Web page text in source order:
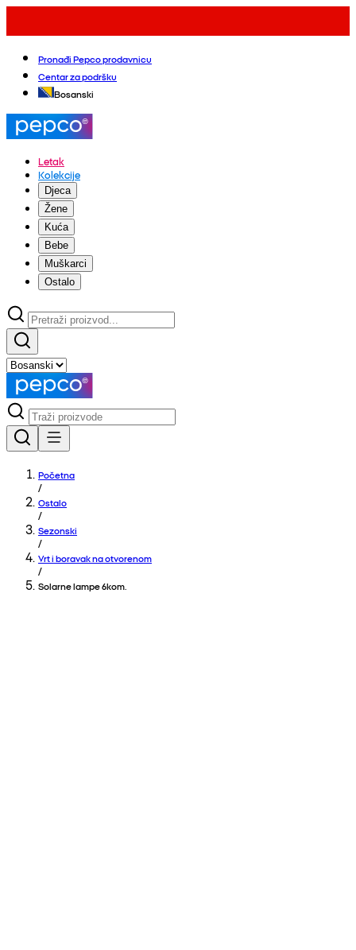
Pronađi Pepco prodavnicu
Centar za podršku
Bosanski
Letak
Kolekcije
Djeca
Žene
Kuća
Bebe
Muškarci
Ostalo
Početna
/
Ostalo
/
Sezonski
/
Vrt i boravak na otvorenom
/
Solarne lampe 6kom.